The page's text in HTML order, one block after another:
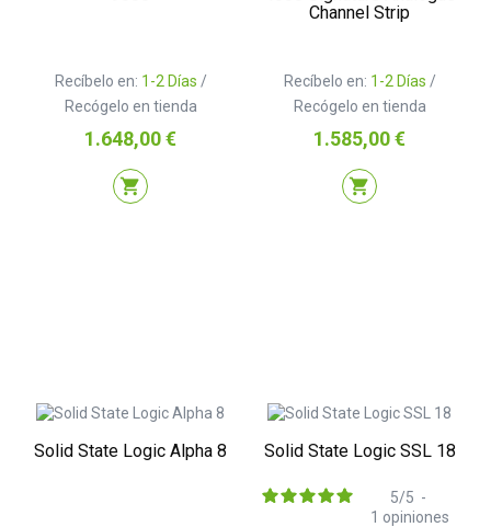
Recíbelo en: 1-2 Días /
Recógelo en tienda
Precio
1.648,00 €
shopping_cart
Channel Strip
Recíbelo en: 1-2 Días /
Recógelo en tienda
Precio
1.585,00 €
shopping_cart
Solid State Logic Alpha 8 Solid State Logic SSL 18
5/5 -
1 opiniones